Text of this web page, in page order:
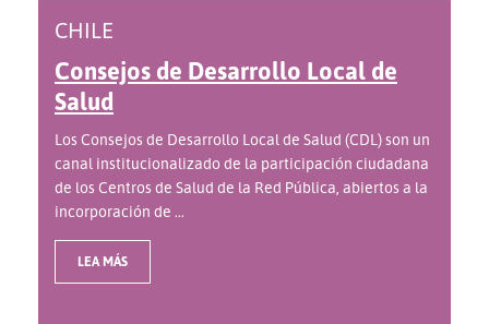
CHILE
Consejos de Desarrollo Local de
Salud
Los Consejos de Desarrollo Local de Salud (CDL) son un
canal institucionalizado de la participación ciudadana
de los Centros de Salud de la Red Pública, abiertos a la
incorporación de ...
LEA MÁS